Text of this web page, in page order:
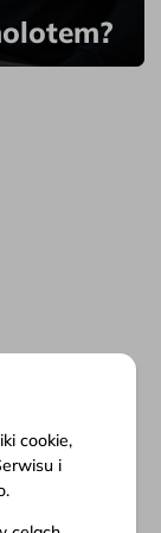
cookie,
i